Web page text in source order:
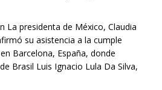
La presidenta de México, Claudia
su asistencia a la cumple
Barcelona, España, donde
Brasil Luis Ignacio Lula Da Silva,